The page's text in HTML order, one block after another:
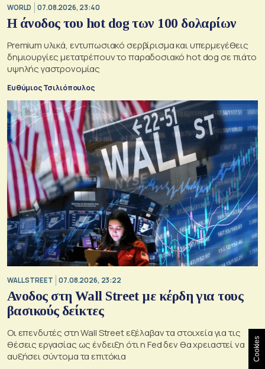
WORLD 07.08.2026, 23:40
Η άνοδος του hot dog των 100 δολαρίων
Premium υλικά, εντυπωσιακό σερβίρισμα και υπερμεγέθεις
δημιουργίες μετατρέπουν το παραδοσιακό hot dog σε πιάτο
υψηλής γαστρονομίας
Ευθύμιος Τσιλιόπουλος
WALL STREET 07.08.2026, 23:22
Ανοδος στη Wall Street με κέρδη για τους
βασικούς δείκτες
Οι επενδυτές στη Wall Street εξέλαβαν τα στοιχεία για τις
θέσεις εργασίας ως ένδειξη ότι η Fed δεν θα χρειαστεί να
αυξήσει σύντομα τα επιτόκια
Cookies